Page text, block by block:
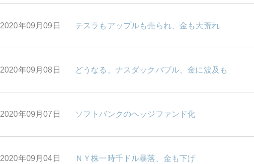
2020年09月09日 テスラもアップルも売られ、金も大荒れ
2020年09月08日 どうなる、ナスダックバブル、金に波及も
2020年09月07日 ソフトバンクのヘッジファンド化
2020年09月04日 ＮＹ株一時千ドル暴落、金も下げ